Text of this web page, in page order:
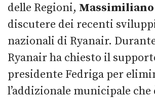
delle Regioni,
discutere dei recenti
nazionali di Ryanair.
Ryanair ha chiesto il
presidente Fedriga per
l’addizionale municipale che